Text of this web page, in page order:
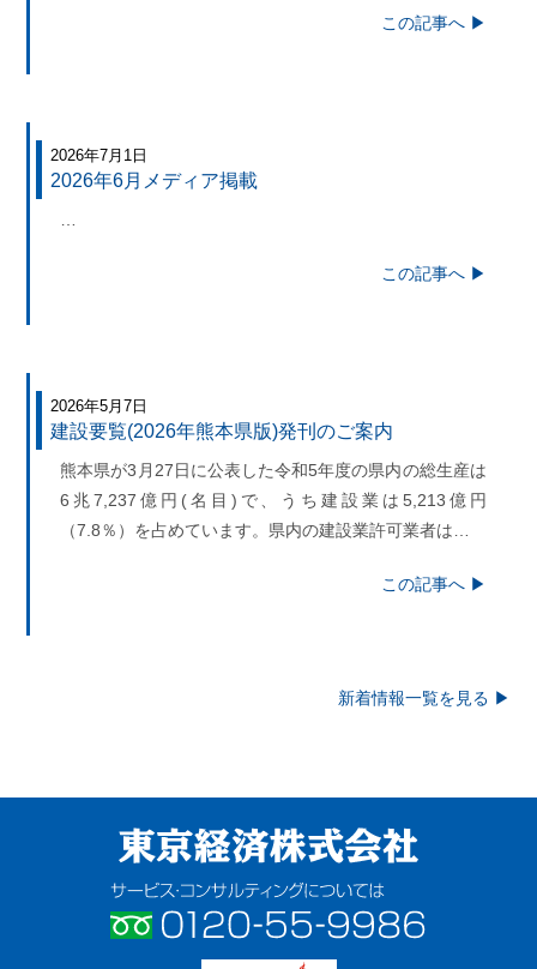
この記事へ ▶
2026年7月1日
2026年6月メディア掲載
この記事へ ▶
2026年5月7日
建設要覧(2026年熊本県版)発刊のご案内
熊本県が3月27日に公表した令和5年度の県内の総生産は
6兆7,237億円(名目)で、うち建設業は5,213億円
（7.8％）を占めています。県内の建設業許可業者は…
この記事へ ▶
新着情報一覧を見る ▶
サービス・コンサルティングについ